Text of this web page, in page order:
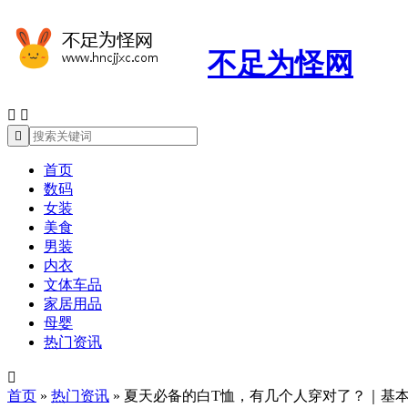
不足为怪网
 

首页
数码
女装
美食
男装
内衣
文体车品
家居用品
母婴
热门资讯

首页 » 热门资讯 » 夏天必备的白T恤，有几个人穿对了？｜基